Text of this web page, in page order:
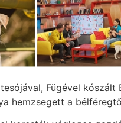
Fügével
hemzsegett a